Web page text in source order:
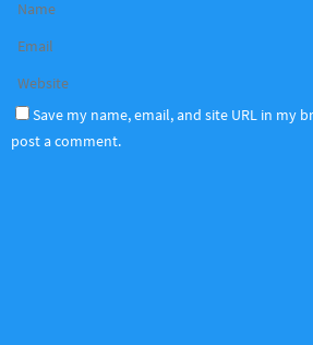
Save my name, email, and site URL in my
post a comment.